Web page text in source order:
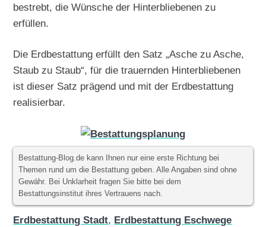
bestrebt, die Wünsche der Hinterbliebenen zu
erfüllen.
Die Erdbestattung erfüllt den Satz „Asche zu Asche,
Staub zu Staub“, für die trauernden Hinterbliebenen
ist dieser Satz prägend und mit der Erdbestattung
realisierbar.
Bestattung-Blog.de kann Ihnen nur eine erste Richtung bei
Themen rund um die Bestattung geben. Alle Angaben sind ohne
Gewähr. Bei Unklarheit fragen Sie bitte bei dem
Bestattungsinstitut ihres Vertrauens nach.
Erdbestattung Stadt, Erdbestattung Eschwege